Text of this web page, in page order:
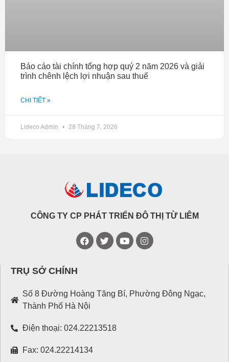
Báo cáo tài chính tổng hợp quý 2 năm 2026 và giải
trình chênh lệch lợi nhuận sau thuế
CHI TIẾT »
Lideco Admin 28 Tháng 7, 2026
CÔNG TY CP PHÁT TRIỂN ĐÔ THỊ TỪ LIÊM
TRỤ SỞ CHÍNH
Số 8 Đường Hoàng Tăng Bí, Phường Đông Ngạc,
Thành Phố Hà Nội
Điện thoại: 024.22213518
Fax: 024.22214134